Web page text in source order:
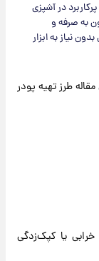
در آشپزی
به صرفه و
نیاز به ابزار
طرز تهیه پودر
یا کپک‌زدگی